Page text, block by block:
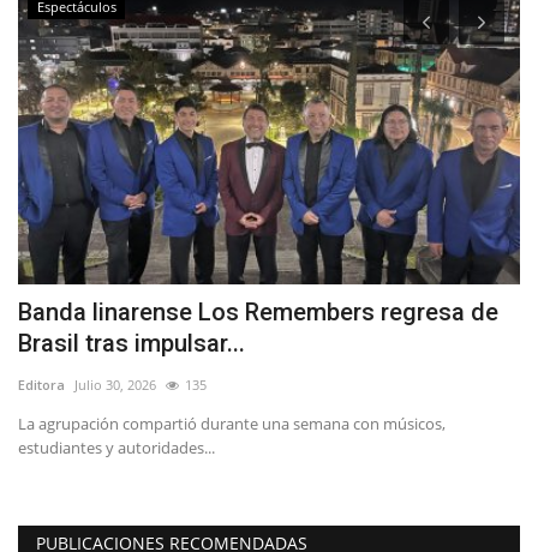
Espectáculos
Banda linarense Los Remembers regresa de
Brasil tras impulsar...
Editora Julio 30, 2026 135
La agrupación compartió durante una semana con músicos,
estudiantes y autoridades...
PUBLICACIONES RECOMENDADAS